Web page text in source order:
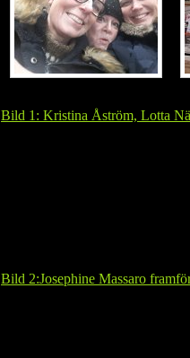
Bild 1: Kristina Åström, Lotta
Bild 2:Josephine Massaro